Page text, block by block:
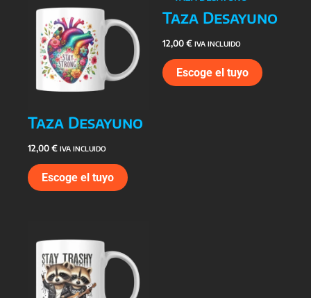
Taza Desayuno
12,00€ IVA INCLUIDO
Escoge el tuyo
Taza Desayuno
12,00€ IVA INCLUIDO
Escoge el tuyo